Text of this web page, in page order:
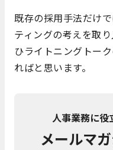
既存の採用手法だけ
ティングの考えを取
ひライトニングトー
ればと思います。
人事業務に役
メールマ